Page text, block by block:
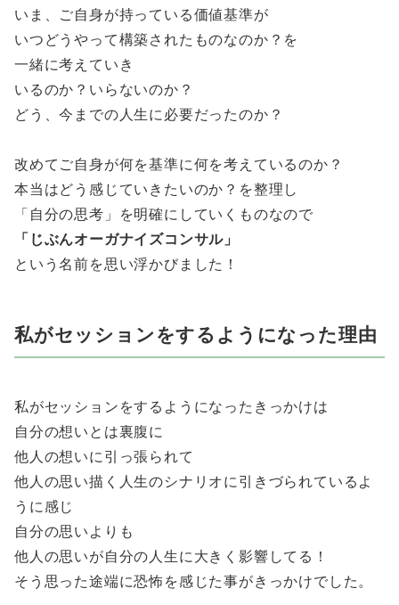
いま、ご自身が持っている価値基準が
いつどうやって構築されたものなのか？を
一緒に考えていき
いるのか？いらないのか？
どう、今までの人生に必要だったのか？
改めてご自身が何を基準に何を考えているのか？
本当はどう感じていきたいのか？を整理し
「自分の思考」を明確にしていくものなので
「じぶんオーガナイズコンサル」
という名前を思い浮かびました！
私がセッションをするようになった理由
私がセッションをするようになったきっかけは
自分の想いとは裏腹に
他人の想いに引っ張られて
他人の思い描く人生のシナリオに引きづられているよ
うに感じ
自分の思いよりも
他人の思いが自分の人生に大きく影響してる！
そう思った途端に恐怖を感じた事がきっかけでした。